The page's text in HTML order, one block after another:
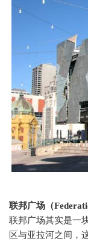
联邦广场（
联邦广场其实是一
区与亚拉河之间，